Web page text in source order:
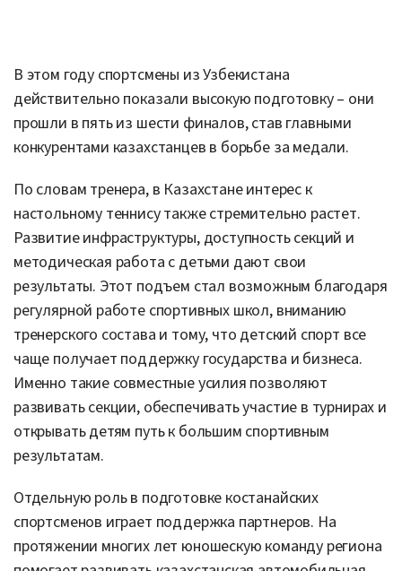
В этом году спортсмены из Узбекистана
действительно показали высокую подготовку – они
прошли в пять из шести финалов, став главными
конкурентами казахстанцев в борьбе за медали.
По словам тренера, в Казахстане интерес к
настольному теннису также стремительно растет.
Развитие инфраструктуры, доступность секций и
методическая работа с детьми дают свои
результаты. Этот подъем стал возможным благодаря
регулярной работе спортивных школ, вниманию
тренерского состава и тому, что детский спорт все
чаще получает поддержку государства и бизнеса.
Именно такие совместные усилия позволяют
развивать секции, обеспечивать участие в турнирах и
открывать детям путь к большим спортивным
результатам.
Отдельную роль в подготовке костанайских
спортсменов играет поддержка партнеров. На
протяжении многих лет юношескую команду региона